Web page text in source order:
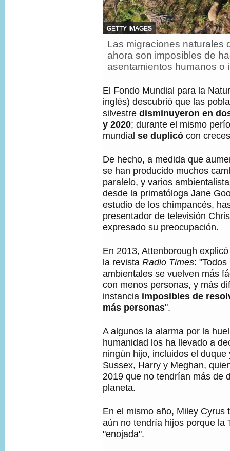
F
U
E
N
T
E
E
L
A
I
M
A
G
,
GETTY IMAGES
P
i
d
f
o
t
o
Las migraciones naturales
ahora son imposibles de
asentamientos humanos o
El Fondo Mundial para la
inglés) descubrió que las
silvestre disminuyeron en
y 2020; durante el mismo
mundial se duplicó con
De hecho, a medida que
se han producido muchos
paralelo, y varios
desde la primatóloga Jane
estudio de los chimpancés,
presentador de televisión
expresado su preocupación.
En 2013, Attenborough
la revista Radio Times:
ambientales se vuelven más
con menos personas, y más
instancia imposibles de
más personas".
A algunos la alarma por la
humanidad los ha llevado a
ningún hijo, incluidos el duque
Sussex, Harry y Meghan,
2019 que no tendrían más de
planeta.
En el mismo año, Miley Cyrus
aún no tendría hijos porque la
"enojada".